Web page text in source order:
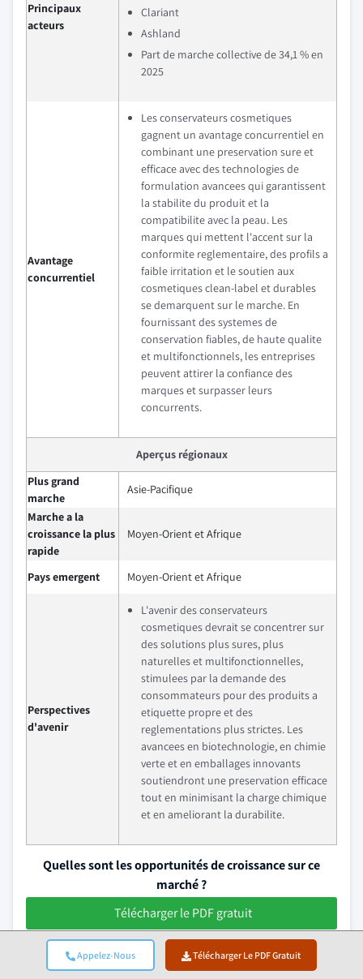
Appelez-Nous Télécharger Le PDF Gratuit
Principaux
acteurs
Clariant
Ashland
Part de marche collective de 34,1 % en
2025
Avantage
concurrentiel
Les conservateurs cosmetiques
gagnent un avantage concurrentiel en
combinant une preservation sure et
efficace avec des technologies de
formulation avancees qui garantissent
la stabilite du produit et la
compatibilite avec la peau. Les
marques qui mettent l'accent sur la
conformite reglementaire, des profils a
faible irritation et le soutien aux
cosmetiques clean-label et durables
se demarquent sur le marche. En
fournissant des systemes de
conservation fiables, de haute qualite
et multifonctionnels, les entreprises
peuvent attirer la confiance des
marques et surpasser leurs
concurrents.
Aperçus régionaux
Plus grand
marche
Asie-Pacifique
Marche a la
croissance la plus
rapide
Moyen-Orient et Afrique
Pays emergent Moyen-Orient et Afrique
Perspectives
d'avenir
L'avenir des conservateurs
cosmetiques devrait se concentrer sur
des solutions plus sures, plus
naturelles et multifonctionnelles,
stimulees par la demande des
consommateurs pour des produits a
etiquette propre et des
reglementations plus strictes. Les
avancees en biotechnologie, en chimie
verte et en emballages innovants
soutiendront une preservation efficace
tout en minimisant la charge chimique
et en ameliorant la durabilite.
Quelles sont les opportunités de croissance sur ce
marché ?
Télécharger le PDF gratuit
Actualites de l'industrie des conservateurs
cosmetiques